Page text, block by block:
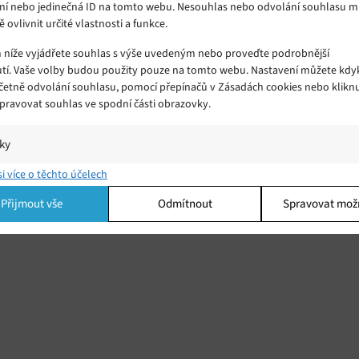
nebo jedinečná ID na tomto webu. Nesouhlas nebo odvolání souhlasu
ovlivnit určité vlastnosti a funkce.
vyjádřete souhlas s výše uvedeným nebo proveďte podrobnější
Vaše volby budou použity pouze na tomto webu. Nastavení můžete
odvolání souhlasu, pomocí přepínačů v Zásadách cookies nebo
souhlas ve spodní části obrazovky.
a/nebo přístup k informacím v zařízení, Porozumění publiku
kombinací údajů z různých zdrojů.
více o těchto účelech
Přijmout vše Odmítnout Spravovat